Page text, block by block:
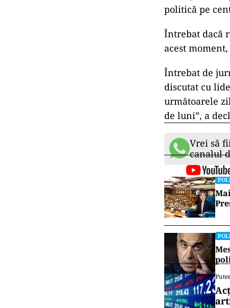
politică pe
Întrebat dacă
acest
Întrebat de
discutat cu
următoarele
de luni”, a
Vrei să
canalul